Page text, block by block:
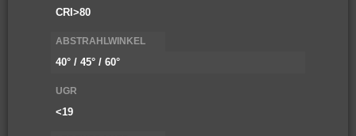
CRI>80
ABSTRAHLWINKEL
40° / 45° / 60°
UGR
<19